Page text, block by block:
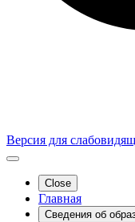
Версия для
Close
Главная
Сведения об